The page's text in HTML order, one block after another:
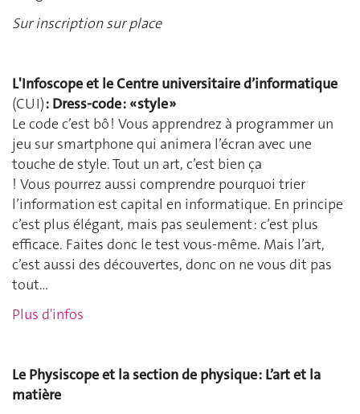
Sur inscription sur place
L'Infoscope et le Centre universitaire d’informatique
(CUI): Dress-code : « style »
Le code c’est bô ! Vous apprendrez à programmer un
jeu sur smartphone qui animera l’écran avec une
touche de style. Tout un art, c’est bien ça
! Vous pourrez aussi comprendre pourquoi trier
l’information est capital en informatique. En principe
c’est plus élégant, mais pas seulement : c’est plus
efficace. Faites donc le test vous-même. Mais l’art,
c’est aussi des découvertes, donc on ne vous dit pas
tout…
Plus d'infos
Le Physiscope et la section de physique : L’art et la
matière